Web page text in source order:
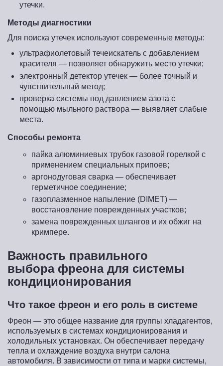
утечки.
Методы диагностики
Для поиска утечек используют современные методы:
ультрафиолетовый течеискатель с добавлением
красителя — позволяет обнаружить место утечки;
электронный детектор утечек — более точный и
чувствительный метод;
проверка системы под давлением азота с
помощью мыльного раствора — выявляет слабые
места.
Способы ремонта
пайка алюминиевых трубок газовой горелкой с
применением специальных припоев;
аргонодуговая сварка — обеспечивает
герметичное соединение;
газоплазменное напыление (DIMET) —
восстановление поврежденных участков;
замена поврежденных шлангов и их обжиг на
кримпере.
Важность правильного
выбора фреона для системы
кондиционирования
Что такое фреон и его роль в системе
Фреон — это общее название для группы хладагентов,
используемых в системах кондиционирования и
холодильных установках. Он обеспечивает передачу
тепла и охлаждение воздуха внутри салона
автомобиля. В зависимости от типа и марки системы,